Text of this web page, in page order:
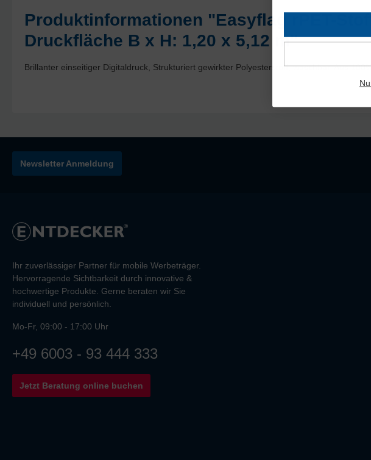
Produktinformationen "Easyflag rPET-
Druckfläche B x H: 1,20 x 5,12 m"
Brillanter einseitiger Digitaldruck, Strukturiert gewirkter Polyesterstoff, waschbar, Aus
Newsletter Anmeldung
Ihr zuverlässiger Partner für mobile Werbeträger.
Hervorragende Sichtbarkeit durch innovative &
hochwertige Produkte. Gerne beraten wir Sie
individuell und persönlich.
Mo-Fr, 09:00 - 17:00 Uhr
+49 6003 - 93 444 333
Jetzt Beratung online buchen